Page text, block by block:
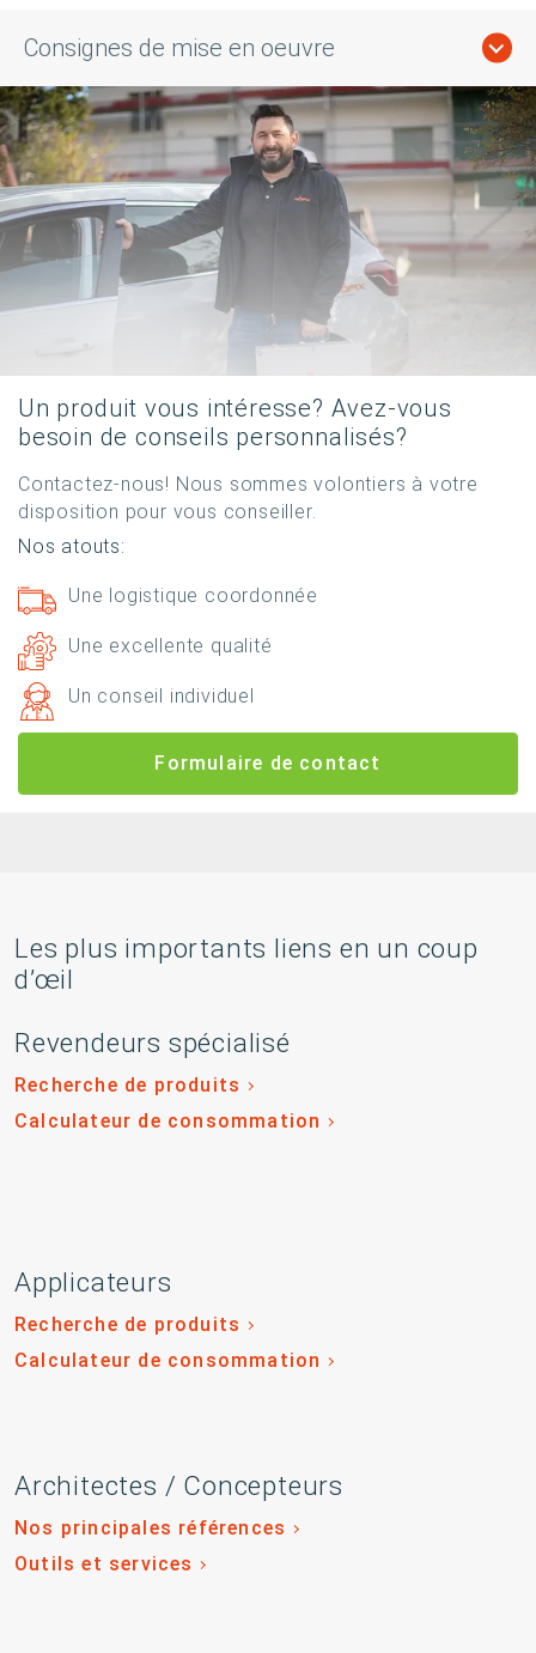
Consignes de mise en oeuvre
Un produit vous intéresse? Avez-vous
besoin de conseils personnalisés?
Contactez-nous! Nous sommes volontiers à votre
disposition pour vous conseiller.
Nos atouts:
Une logistique coordonnée
Une excellente qualité
Un conseil individuel
Formulaire de contact
Les plus importants liens en un coup
d’œil
Revendeurs spécialisé
Recherche de produits
Calculateur de consommation
Applicateurs
Recherche de produits
Calculateur de consommation
Architectes / Concepteurs
Nos principales références
Outils et services